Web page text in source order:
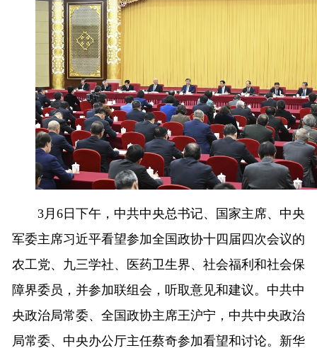
3月6日下午，中共中央总书记、国家主席、中央
军委主席习近平看望参加全国政协十四届四次会议的
农工党、九三学社、医药卫生界、社会福利和社会保
障界委员，并参加联组会，听取意见和建议。中共中
央政治局常委、全国政协主席王沪宁，中共中央政治
局常委、中央办公厅主任蔡奇参加看望和讨论。新华